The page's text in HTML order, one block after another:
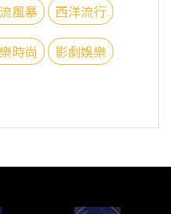
風暴 西洋流行
時尚 影劇娛樂